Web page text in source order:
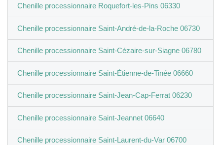
Chenille processionnaire Roquefort-les-Pins 06330
Chenille processionnaire Saint-André-de-la-Roche 06730
Chenille processionnaire Saint-Cézaire-sur-Siagne 06780
Chenille processionnaire Saint-Étienne-de-Tinée 06660
Chenille processionnaire Saint-Jean-Cap-Ferrat 06230
Chenille processionnaire Saint-Jeannet 06640
Chenille processionnaire Saint-Laurent-du-Var 06700